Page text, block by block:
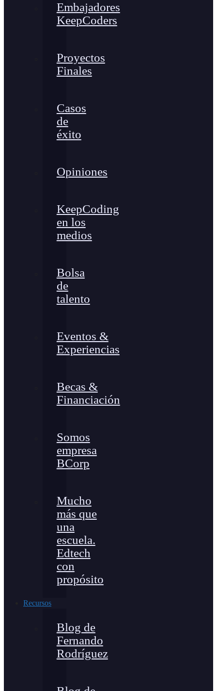
Embajadores
KeepCoders
Proyectos
Finales
Casos
de
éxito
Opiniones
KeepCoding
en los
medios
Bolsa
de
talento
Eventos &
Experiencias
Becas &
Financiación
Somos
empresa
BCorp
Mucho
más que
una
escuela.
Edtech
con
propósito
Recursos
Blog de
Fernando
Rodríguez